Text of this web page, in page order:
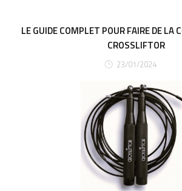
LE GUIDE COMPLET POUR FAIRE DE LA
CROSSLIFTOR
23/01/2024